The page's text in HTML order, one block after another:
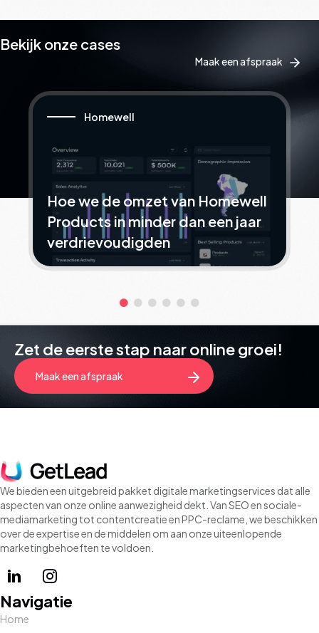
Bekijk onze cases
Maak een afspraak
Homewell
Hoe we de omzet van Homewell
Products in minder dan een jaar
verdrievoudigden
Zet de eerste stap naar online groei!
Maak een afspraak
We bieden een uitgebreid pakket digitale marketingservices dat alle
aspecten van onze online aanwezigheid dekt. Van SEO en sociale-
mediamarketing tot contentcreatie en PPC-reclame, we beschikken
over de expertise en de middelen om aan onze uiteenlopende
marketingbehoeften te voldoen.
Navigatie
Home